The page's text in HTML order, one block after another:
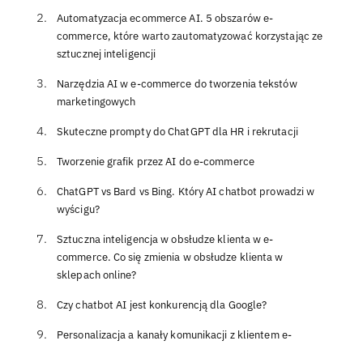
Automatyzacja ecommerce AI. 5 obszarów e-
commerce, które warto zautomatyzować korzystając ze
sztucznej inteligencji
Narzędzia AI w e-commerce do tworzenia tekstów
marketingowych
Skuteczne prompty do ChatGPT dla HR i rekrutacji
Tworzenie grafik przez AI do e-commerce
ChatGPT vs Bard vs Bing. Który AI chatbot prowadzi w
wyścigu?
Sztuczna inteligencja w obsłudze klienta w e-
commerce. Co się zmienia w obsłudze klienta w
sklepach online?
Czy chatbot AI jest konkurencją dla Google?
Personalizacja a kanały komunikacji z klientem e-